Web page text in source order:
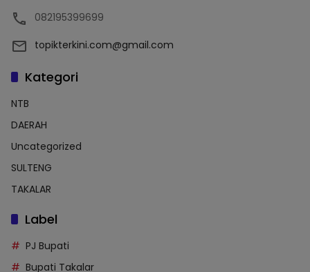
082195399699
topikterkini.com@gmail.com
Kategori
NTB
DAERAH
Uncategorized
SULTENG
TAKALAR
Label
PJ Bupati
Bupati Takalar